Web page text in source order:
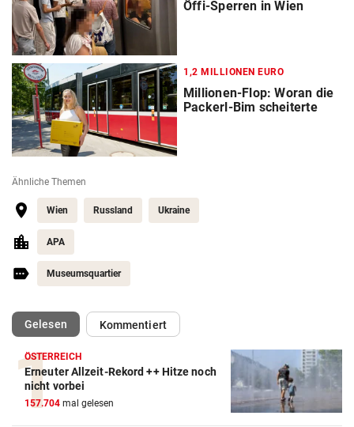
Öffi-Sperren in Wien
1,2 MILLIONEN EURO
Millionen-Flop: Woran die
Packerl-Bim scheiterte
Ähnliche Themen
Wien Russland Ukraine
APA
Museumsquartier
Gelesen(ausgewählt)Kommentiert
ÖSTERREICH
Erneuter Allzeit-Rekord ++ Hitze noch
nicht vorbei
157.704 mal gelesen